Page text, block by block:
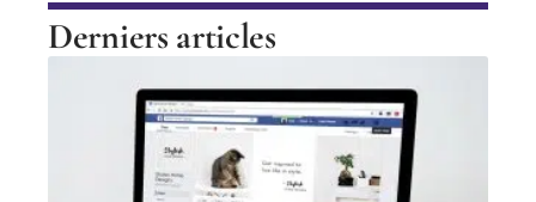
Derniers articles